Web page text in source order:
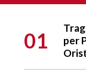
01
per